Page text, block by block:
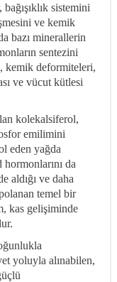
sistemini
ve kemik
bazı minerallerin
sentezini
kemik deformiteleri,
ve vücut kütlesi
kolekalsiferol,
emilimini
eden yağda
da
aldığı ve daha
temel bir
kas gelişiminde
yoluyla alınabilen,